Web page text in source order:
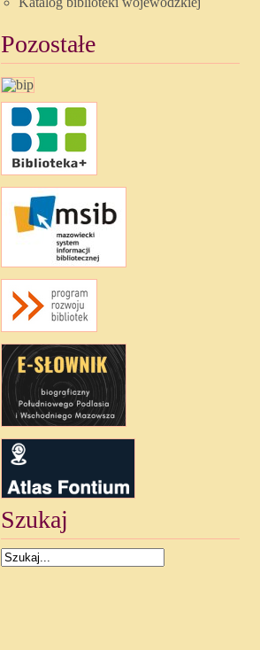
Pozostałe
Szukaj